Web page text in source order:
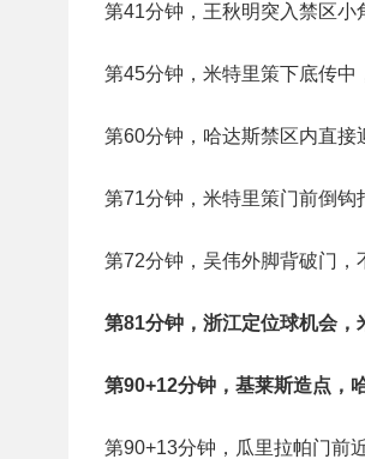
第41分钟，王秋明突入禁区小
第45分钟，米特里策下底传中
第60分钟，哈达斯禁区内直接
第71分钟，米特里策门前倒钩
第72分钟，吴伟外脚背破门，
第81分钟，浙江定位球机会，
第90+12分钟，基莱斯造点，
第90+13分钟，瓜里拉帕门前